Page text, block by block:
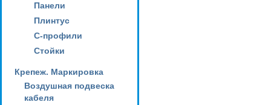
Панели
Плинтус
С-профили
Стойки
Крепеж. Маркировка
Воздушная подвеска
кабеля